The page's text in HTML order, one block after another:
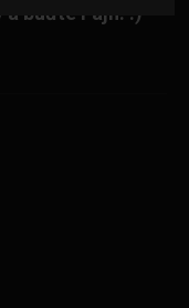
buďte Fajn! :)